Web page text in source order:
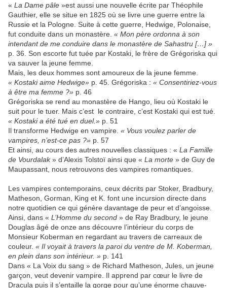
« La Dame pâle »est aussi une nouvelle écrite par Théophile
Gauthier, elle se situe en 1825 où se livre une guerre entre la
Russie et la Pologne. Suite à cette guerre, Hedwige, Polonaise,
fut conduite dans un monastère. « Mon père ordonna à son
intendant de me conduire dans le monastère de Sahastru […] »
p. 36. Son escorte fut tuée par Kostaki, le frère de Grégoriska qui
va sauver la jeune femme.
Mais, les deux hommes sont amoureux de la jeune femme.
« Kostaki aime Hedwige» p. 45. Grégoriska : « Consentiriez-vous
à être ma femme ?» p. 46
Grégoriska se rend au monastère de Hango, lieu où Kostaki le
suit pour le tuer. Mais c’est le contraire, c’est Kostaki qui est tué.
« Kostaki a été tué en duel.» p. 51
Il transforme Hedwige en vampire. « Vous voulez parler de
vampires, n’est-ce pas ?» p. 57
Et ainsi, au cours des autres nouvelles classiques : « La Famille
de Vourdalak» d’Alexis Tolstoï ainsi que « La morte » de Guy de
Maupassant, nous retrouvons des vampires romantiques.
Les vampires contemporains, ceux décrits par Stoker, Bradbury,
Matheson, Gorman, King et K. font une incursion directe dans
notre quotidien ce qui génère davantage de peur et d’angoisse.
Ainsi, dans « L’Homme du second » de Ray Bradbury, le jeune
Douglas âgé de onze ans découvre l’intérieur du corps de
Monsieur Koberman en regardant au travers de carreaux de
couleur. « Il voyait à travers la paroi du ventre de M. Koberman,
en plein dans son intérieur. » p. 141
Dans « La Voix du sang » de Richard Matheson, Jules, un jeune
garçon, veut devenir vampire. Il apprend par cœur le livre de
Dracula puis il s’entaille la gorge pour qu’une énorme chauve-